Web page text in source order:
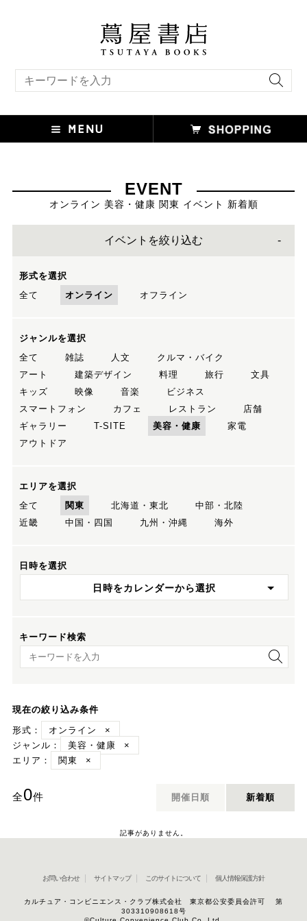
EVENT
オンライン 美容・健康 関東 イベント 新着順
イベントを絞り込む
形式を選択
全て
オンライン オフライン
ジャンルを選択
全て
雑誌 人文
クルマ・バイク
アート
建築デザイン 料理 旅行
文具
キッズ
映像 音楽
ビジネス
スマートフォン
カフェ レストラン
店舗
ギャラリー
T-SITE 美容・健康
家電
アウトドア
エリアを選択
全て
関東 北海道・東北
中部・北陸
近畿
中国・四国 九州・沖縄 海外
日時を選択
日時をカレンダーから選択
キーワード検索
キーワード検索
現在の絞り込み条件
形式：
オンライン
×
ジャンル：
美容・健康
×
エリア：
関東 ×
全0件 開催日順 新着順
記事がありません。
お問い合わせ サイトマップ このサイトについて 個人情報保護方針
カルチュア・コンビニエンス・クラブ株式会社 東京都公安委員会許可 第
303310908618号